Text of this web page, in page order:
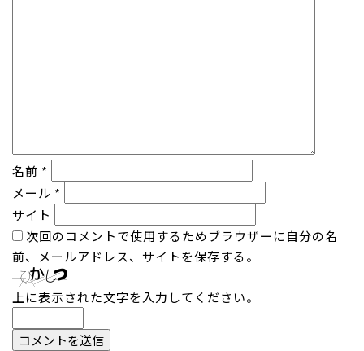
名前 *
メール *
サイト
次回のコメントで使用するためブラウザーに自分の名
前、メールアドレス、サイトを保存する。
上に表示された文字を入力してください。